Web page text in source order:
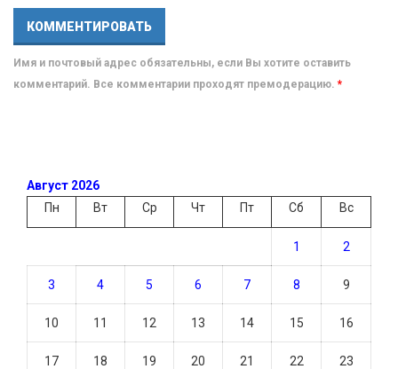
Имя и почтовый адрес обязательны, если Вы хотите оставить
комментарий. Все комментарии проходят премодерацию. *
Август 2026
Пн
Вт Ср Чт Пт Сб Вс
1 2
3 4 5 6 7 8 9
10 11 12 13 14 15 16
17 18 19 20 21 22 23